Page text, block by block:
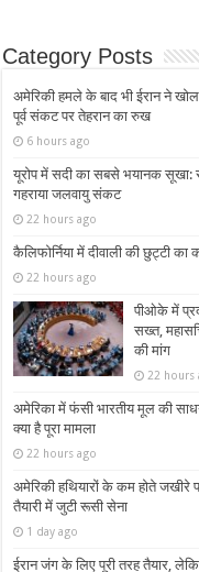
Category Posts
अमेरिकी हमले के बाद भी ईरान ने
पूर्व संकट पर तेहरान का रुख
6 hours ago
यूरोप में सदी का सबसे भयानक सूखा:
गहराया जलवायु संकट
22 hours ago
कैलिफोर्निया में दीवाली की छुट्टी
22 hours ago
पीओके में
सख्त,
की मांग
22 hours
अमेरिका में फंसी भारतीय मूल की
क्या है पूरा मामला
22 hours ago
अमेरिकी हथियारों के कम होते जखीरे
तैयारी में जुटी रूसी सेना
1 day ago
ईरान जंग के लिए पूरी तरह तैयार,